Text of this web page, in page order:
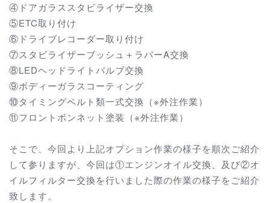
④ドアガラススタビライザー交換
⑤ETC取り付け
⑥ドライブレコーダー取り付け
⑦スタビライザーブッシュ＋ラバーA交換
⑧LEDヘッドライトバルブ交換
⑨ボディーガラスコーティング
⑩タイミングベルト類一式交換（※外注作業）
⑪フロントボンネット塗装（※外注作業）
そこで、今回より上記オプション作業の様子を順次ご紹介
して参りますが、今回は①エンジンオイル交換、及び②オ
イルフィルター交換を行いました際の作業の様子をご紹介
致します。